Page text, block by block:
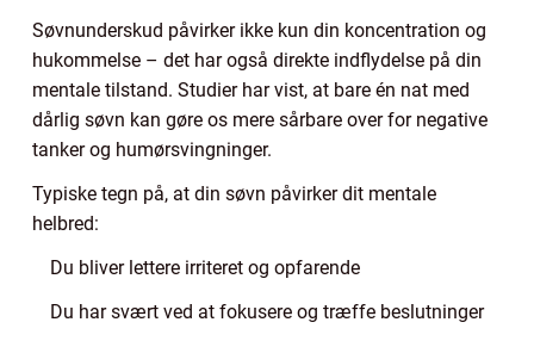
Søvnunderskud påvirker ikke kun din koncentration og
hukommelse – det har også direkte indflydelse på din
mentale tilstand. Studier har vist, at bare én nat med
dårlig søvn kan gøre os mere sårbare over for negative
tanker og humørsvingninger.
Typiske tegn på, at din søvn påvirker dit mentale
helbred:
Du bliver lettere irriteret og opfarende
Du har svært ved at fokusere og træffe beslutninger